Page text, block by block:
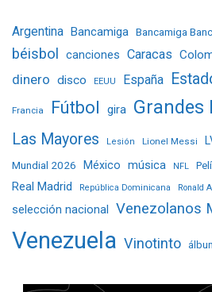
Argentina Bancamiga Bancamiga
béisbol canciones Caracas
dinero disco EEUU España
Francia Fútbol gira Grandes
Las Mayores Lesión Lionel Messi
Mundial 2026 México música NFL
Real Madrid República Dominicana Ronald
selección nacional Venezolanos
Venezuela Vinotinto